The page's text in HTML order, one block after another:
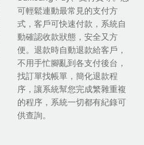
可輕鬆連動最常見的支付方
式，客戶可快速付款，系統自
動確認收款狀態，安全又方
便。退款時自動退款給客戶，
不用手忙腳亂到各支付後台，
找訂單找帳單，簡化退款程
序，讓系統幫您完成繁雜重複
的程序，系統一切都有紀錄可
供查詢。